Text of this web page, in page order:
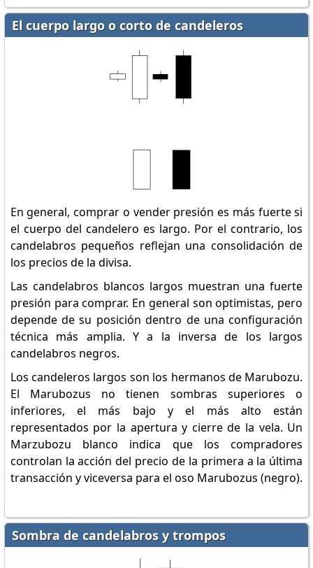
El cuerpo largo o corto de candeleros
En general, comprar o vender presión es más fuerte si
el cuerpo del candelero es largo. Por el contrario, los
candelabros pequeños reflejan una consolidación de
los precios de la divisa.
Las candelabros blancos largos muestran una fuerte
presión para comprar. En general son optimistas, pero
depende de su posición dentro de una configuración
técnica más amplia. Y a la inversa de los largos
candelabros negros.
Los candeleros largos son los hermanos de Marubozu.
El Marubozus no tienen sombras superiores o
inferiores, el más bajo y el más alto están
representados por la apertura y cierre de la vela. Un
Marzubozu blanco indica que los compradores
controlan la acción del precio de la primera a la última
transacción y viceversa para el oso Marubozus (negro).
Sombra de candelabros y trompos